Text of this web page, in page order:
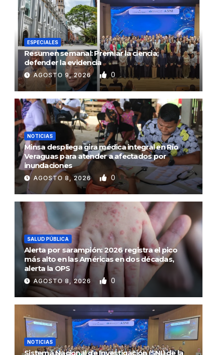
ESPECIALES
Resumen semanal: Premiar la ciencia;
defender la evidencia
AGOSTO 9, 2026 0
NOTICIAS
Minsa despliega gira médica integral en Río
Veraguas para atender a afectados por
inundaciones
AGOSTO 8, 2026 0
SALUD PÚBLICA
Alerta por sarampión: 2026 registra el pico
más alto en las Américas en dos décadas,
alerta la OPS
AGOSTO 8, 2026 0
NOTICIAS
Sistema Nacional de Investigación (SNI) de la